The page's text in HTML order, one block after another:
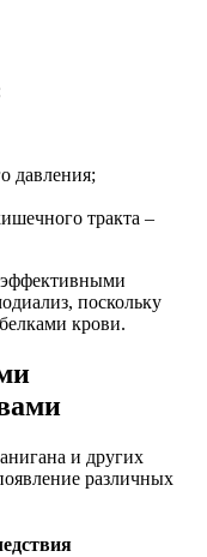
давления;
тракта –
эффективными
поскольку
крови.
и других
различных